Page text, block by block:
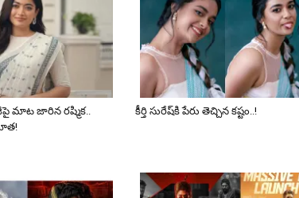
మాట జారిన రష్మిక..
కీర్తి సురేష్‌కి పేరు తెచ్చిన కష్టం..!